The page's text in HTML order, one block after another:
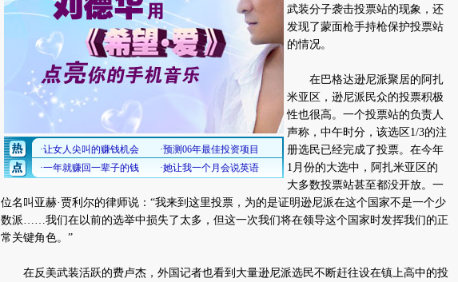
武装分子袭击投票站的现象，还
发现了蒙面枪手持枪保护投票站
的情况。
在巴格达逊尼派聚居的阿扎
米亚区，逊尼派民众的投票积极
性也很高。一个投票站的负责人
声称，中午时分，该选区1/3的注
册选民已经完成了投票。在今年
1月份的大选中，阿扎米亚区的
大多数投票站甚至都没开放。一
位名叫亚赫·贾利尔的律师说：“我来到这里投票，为的是证明逊尼派在这个国家不是一个少
数派……我们在以前的选举中损失了太多，但这一次我们将在领导这个国家时发挥我们的正
常关键角色。”
在反美武装活跃的费卢杰，外国记者也看到大量逊尼派选民不断赶往设在镇上高中的投